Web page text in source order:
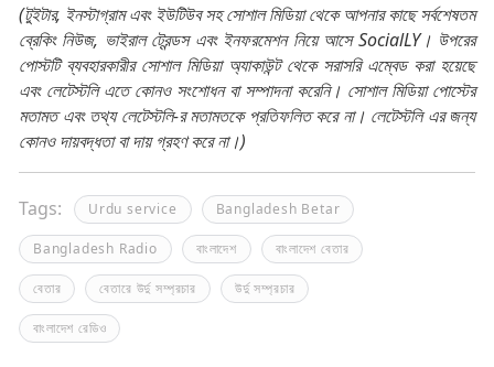
(টুইটার, ইনস্টাগ্রাম এবং ইউটিউব সহ সোশাল মিডিয়া থেকে আপনার কাছে সর্বশেষতম
ব্রেকিং নিউজ, ভাইরাল ট্রেন্ডস এবং ইনফরমেশন নিয়ে আসে SocialLY। উপরের
পোস্টটি ব্যবহারকারীর সোশাল মিডিয়া অ্যাকাউন্ট থেকে সরাসরি এম্বেড করা হয়েছে
এবং লেটেস্টলি এতে কোনও সংশোধন বা সম্পাদনা করেনি। সোশাল মিডিয়া পোস্টের
মতামত এবং তথ্য লেটেস্টলি-র মতামতকে প্রতিফলিত করে না। লেটেস্টলি এর জন্য
কোনও দায়বদ্ধতা বা দায় গ্রহণ করে না।)
Tags: Urdu service Bangladesh Betar
Bangladesh Radio বাংলাদেশ বাংলাদেশ বেতার
বেতার বেতারে উর্দু সম্প্রচার উর্দু সম্প্রচার
বাংলাদেশ রেডিও